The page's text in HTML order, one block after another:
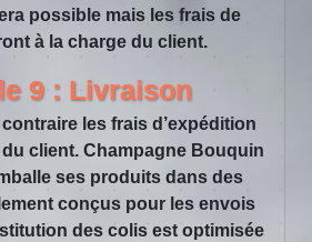
possible mais les frais de
à la charge du client.
9 : Livraison
les frais d’expédition
client. Champagne Bouquin
ses produits dans des
conçus pour les envois
des colis est optimisée